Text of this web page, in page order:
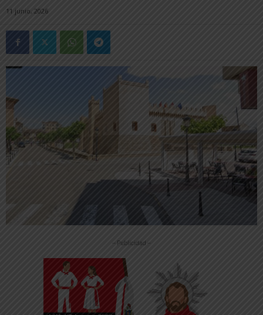
11 junio, 2026
-- Publicidad --